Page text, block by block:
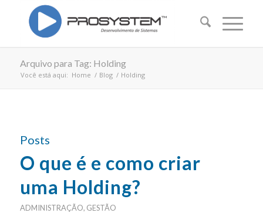
Arquivo para Tag: Holding
Você está aqui: Home / Blog / Holding
Posts
O que é e como criar
uma Holding?
ADMINISTRAÇÃO, GESTÃO